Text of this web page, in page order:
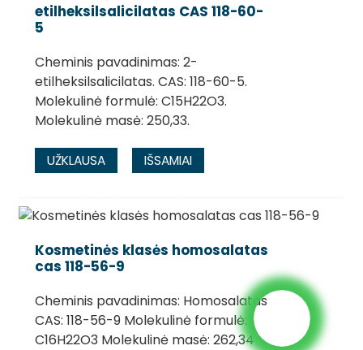
etilheksilsalicilatas CAS 118-60-
5
Cheminis pavadinimas: 2-
etilheksilsalicilatas. CAS: 118-60-5.
Molekulinė formulė: C15H22O3.
Molekulinė masė: 250,33.
UŽKLAUSA IŠSAMIAI
Kosmetinės klasės homosalatas
cas 118-56-9
Cheminis pavadinimas: Homosalatas
CAS: 118-56-9 Molekulinė formulė:
C16H22O3 Molekulinė masė: 262,34